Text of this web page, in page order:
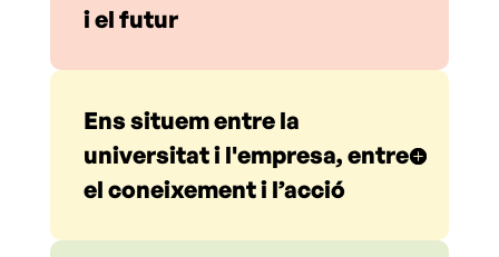
i el futur
Ens situem entre la
universitat i l'empresa, entre
el coneixement i l’acció